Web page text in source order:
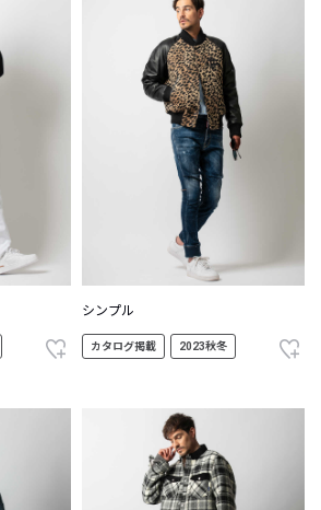
シンプル
カタログ掲載 2023秋冬